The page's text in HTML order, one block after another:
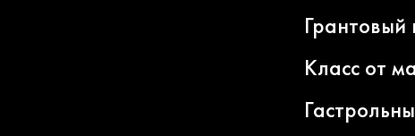
Грантовый
Класс от